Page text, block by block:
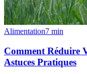
Alimentation7 min
Comment Réduire
Astuces Pratiques